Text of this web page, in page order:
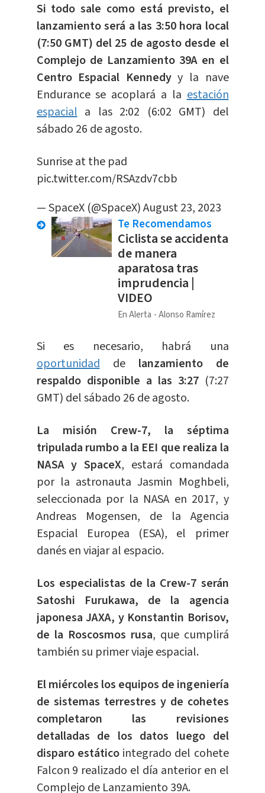
Si todo sale como está previsto, el
lanzamiento será a las 3:50 hora local
(7:50 GMT) del 25 de agosto desde el
Complejo de Lanzamiento 39A en el
Centro Espacial Kennedyy la nave
Endurance se acoplará a laestación
espaciala las 2:02 (6:02 GMT) del
sábado 26 de agosto.
Sunrise at the pad
pic.twitter.com/RSAzdv7cbb
— SpaceX (@SpaceX)August 23, 2023
Te Recomendamos
Ciclista se accidenta
de manera
aparatosa tras
imprudencia |
VIDEO
En Alerta Alonso Ramírez
Si es necesario, habrá una
oportunidadde lanzamiento de
respaldo disponible a las 3:27(7:27
GMT) del sábado 26 de agosto.
La misión Crew-7, la séptima
tripulada rumbo a la EEI que realiza la
NASA y SpaceX, estará comandada
por la astronauta Jasmin Moghbeli,
seleccionada por la NASA en 2017, y
Andreas Mogensen, de la Agencia
Espacial Europea (ESA), el primer
danés en viajar al espacio.
Los especialistas de la Crew-7 serán
Satoshi Furukawa, de la agencia
japonesa JAXA, y Konstantin Borisov,
de la Roscosmos rusa, que cumplirá
también su primer viaje espacial.
El miércoles los equipos de ingeniería
de sistemas terrestres y de cohetes
completaron las revisiones
detalladas de los datos luego del
disparo estáticointegrado del cohete
Falcon 9 realizado el día anterior en el
Complejo de Lanzamiento 39A.